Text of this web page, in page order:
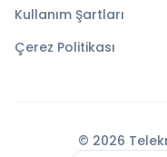
Kullanım Şartları
Çerez Politikası
© 2026